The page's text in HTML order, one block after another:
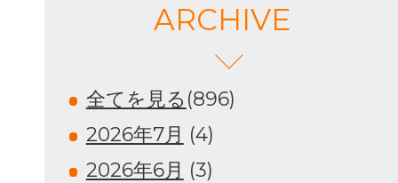
ARCHIVE
全てを見る (896)
2026年7月 (4)
2026年6月 (3)